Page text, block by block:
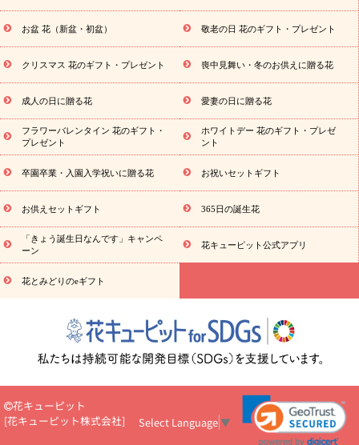
（新盆・初盆）
その他 お祝い返し お見舞い
お取り寄せギフ
ト
ビジネス用 ご自宅用 観葉植物 ミディ胡蝶蘭
プリザ
ーブドフラワー
スタイルから探す アレンジメント
花束
スタンド花
お祝い お供え・お悔やみ 胡蝶蘭
胡蝶蘭・花鉢
ミディ胡蝶蘭・お祝い
ミディ胡蝶蘭・お供え
世界初の青色胡
蝶蘭
観葉植物 観葉植物 産直多肉植物
プリザーブドフラ
ワー
お祝い お供え・お悔やみ 花とセットギフト
セミオー
ダー
プチギフト（hanamore -ハナモア-）
花とみどりのeギフト
花キューピットのeGfit
カラー ピンク
イエローオレンジ
レッド
お花の種類 バラ ユリ トルコキキョウ
予算
から探す
お祝い 3000円～ お祝い・
い・5000円～ お祝い・7000円～ お祝い・10000円～
お供え・お
悔やみ
お供え・お悔やみ・3000円～ お供え・お悔やみ・5000円～
お供え・お悔やみ・7000円～ お供え・お悔やみ・10000円～
読
み物
365日の誕生花カレンダー
開店・開業祝
お祝いを贈るときのマナー・
花キューピットのお祝いコラム一覧
誕生日のお花を「色
彩心理学」で選ぶ方法
結婚祝いの予算相場
出産祝いお役立ち情
転職祝いのマナー基礎知識
ペットのお祝いワンポイントア
ドバイス
スタンド花（フラスタ）のマナー
お見舞いのマナーと
ルール
新築引っ越し祝いコラム
お祝い花のマナー総まとめ
職場上司や先輩へ贈るお祝い花の正解は？
開店祝いの花 選び方ガ
お盆 花（新盆・初盆） 敬老の日 花のギフト・プレゼント
クリスマス 花のギフト・プレゼント 喪中見舞い・冬のお供えに贈る花
成人の日に贈る花 愛妻の日に贈る花
フラワーバレンタイン 花のギフト・
プレゼント
ホワイトデー 花のギフト・プレゼ
ント
卒園卒業・入園入学祝いに贈る花 お祝いセットギフト
お供えセットギフト 365日の誕生花
「きょう誕生日なんです」キャンペ
ーン
花キューピット公式アプリ
花とみどりのeギフト
花キューピット
[花キューピット株式会社] Select Language▼